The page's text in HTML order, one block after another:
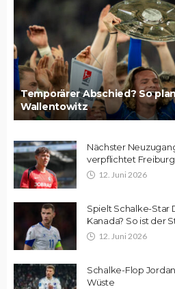
Temporärer Abschied? So
Wallentowitz
Nächster
verpflichtet
12. Juni 2026
Spielt Schalke-Star
Kanada? So ist der
12. Juni 2026
Schalke-Flop
Wüste